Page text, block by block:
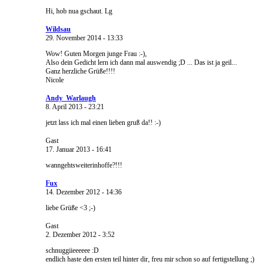
Hi, hob nua gschaut. Lg
Wildsau
29. November 2014 - 13:33
Wow! Guten Morgen junge Frau :-),
Also dein Gedicht lern ich dann mal auswendig ;D ... Das ist ja geil...
Ganz herzliche Grüße!!!!
Nicole
Andy_Warlaugh
8. April 2013 - 23:21
jetzt lass ich mal einen lieben gruß da!! :-)
Gast
17. Januar 2013 - 16:41
wanngehtsweiterinhoffe?!!!
Fux
14. Dezember 2012 - 14:36
liebe Grüße <3 ;-)
Gast
2. Dezember 2012 - 3:52
schnuggiieeeeee :D
endlich haste den ersten teil hinter dir, freu mir schon so auf fertigstellung ;)